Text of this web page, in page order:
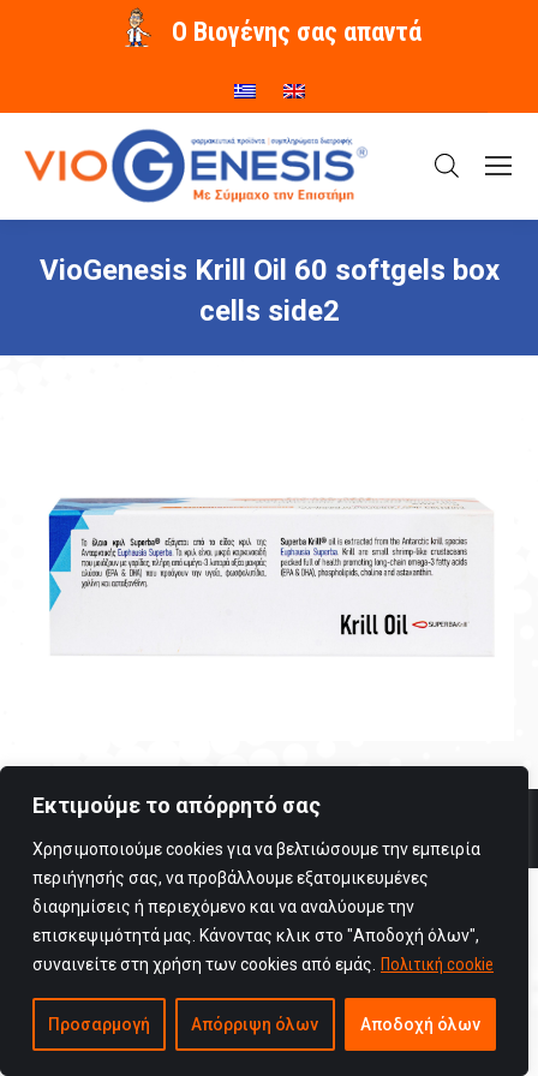
Εκτιμούμε το απόρρητό σας
Χρησιμοποιούμε cookies για να βελτιώσουμε την εμπειρία
περιήγησής σας, να προβάλλουμε εξατομικευμένες
διαφημίσεις ή περιεχόμενο και να αναλύουμε την
επισκεψιμότητά μας. Κάνοντας κλικ στο "Αποδοχή όλων",
συναινείτε στη χρήση των cookies από εμάς.
Πολιτική cookie
Προσαρμογή Απόρριψη όλων Αποδοχή όλων
O Βιογένης σας απαντά
VioGenesis Krill Oil 60 softgels box
cells side2
Copyright © 2025 Viogenesis / All rights reserved
Όροι Χρήσης